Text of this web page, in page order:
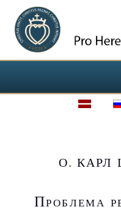
Виберіть свою мову
О. КАРЛ
Проблема